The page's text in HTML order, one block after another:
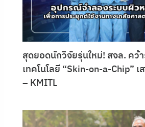
สุดยอดนักวิจัยรุ่นใหม่! สจล. คว้
เทคโนโลยี “Skin-on-a-Chip”
– KMITL